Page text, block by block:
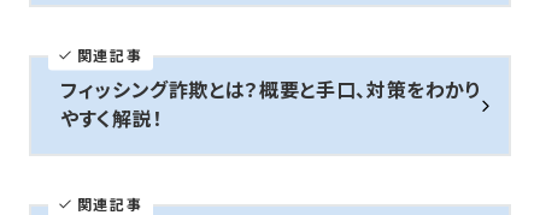
関連記事
フィッシング詐欺とは？概要と手口、対策をわかり
やすく解説！
関連記事